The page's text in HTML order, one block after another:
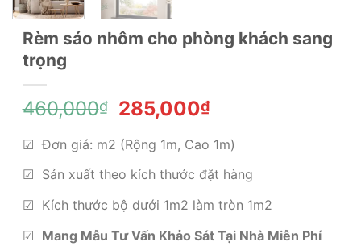
Rèm sáo nhôm cho phòng khách sang
trọng
460,000₫
Giá
là:
460,000₫.
285,000₫Giá
tại
là:
285,000₫.
☑ Đơn giá: m2 (Rộng 1m, Cao 1m)
☑ Sản xuất theo kích thước đặt hàng
☑ Kích thước bộ dưới 1m2 làm tròn 1m2
☑ Mang Mẫu Tư Vấn Khảo Sát Tại Nhà Miễn Phí